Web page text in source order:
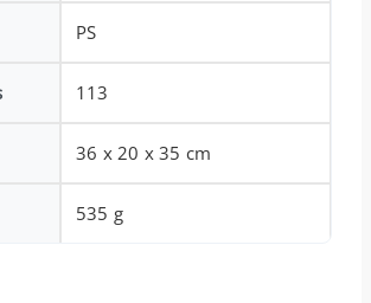
PS
113
36 x 20 x 35 cm
535 g